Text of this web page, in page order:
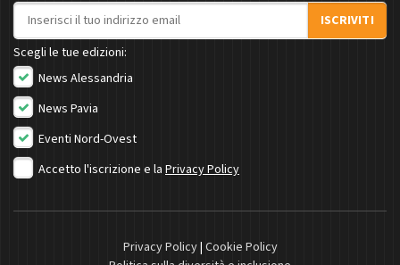
Indirizzo email
ISCRIVITI
Scegli le tue edizioni:
News Alessandria
News Pavia
Eventi Nord-Ovest
Accetto l'iscrizione e la Privacy Policy
Privacy Policy| Cookie Policy